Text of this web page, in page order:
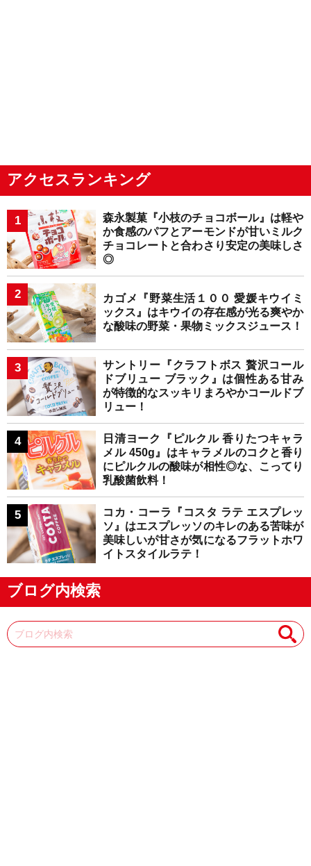
アクセスランキング
森永製菓『小枝のチョコボール』は軽や
か食感のパフとアーモンドが甘いミルク
チョコレートと合わさり安定の美味しさ
◎
カゴメ『野菜生活１００ 愛媛キウイミ
ックス』はキウイの存在感が光る爽やか
な酸味の野菜・果物ミックスジュース！
サントリー『クラフトボス 贅沢コール
ドブリュー ブラック』は個性ある甘み
が特徴的なスッキリまろやかコールドブ
リュー！
日清ヨーク『ピルクル 香りたつキャラ
メル 450g』はキャラメルのコクと香り
にピルクルの酸味が相性◎な、こってり
乳酸菌飲料！
コカ・コーラ『コスタ ラテ エスプレッ
ソ』はエスプレッソのキレのある苦味が
美味しいが甘さが気になるフラットホワ
イトスタイルラテ！
ブログ内検索